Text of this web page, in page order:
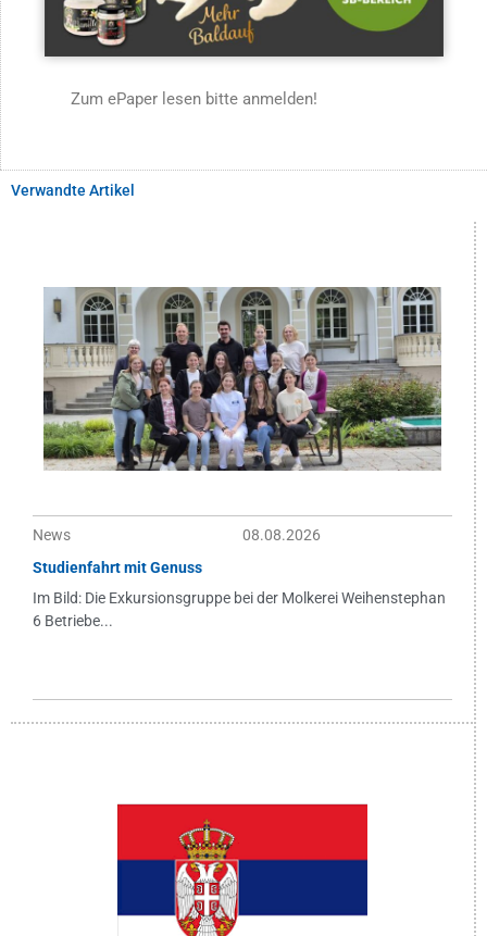
Zum ePaper lesen bitte anmelden!
Verwandte Artikel
News
08.08.2026
Studienfahrt mit Genuss
Im Bild: Die Exkursionsgruppe bei der Molkerei Weihenstephan
6 Betriebe...